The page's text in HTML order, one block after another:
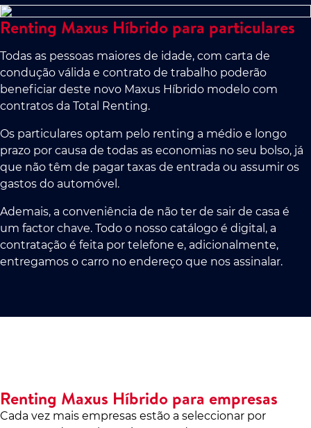
Renting Maxus Híbrido para particulares
Todas as pessoas maiores de idade, com carta de
condução válida e contrato de trabalho poderão
beneficiar deste novo Maxus Híbrido modelo com
contratos da Total Renting.
Os particulares optam pelo renting a médio e longo
prazo por causa de todas as economias no seu bolso, já
que não têm de pagar taxas de entrada ou assumir os
gastos do automóvel.
Ademais, a conveniência de não ter de sair de casa é
um factor chave. Todo o nosso catálogo é digital, a
contratação é feita por telefone e, adicionalmente,
entregamos o carro no endereço que nos assinalar.
Renting Maxus Híbrido para empresas
Cada vez mais empresas estão a seleccionar por